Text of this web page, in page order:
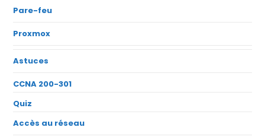
Pare-feu
Proxmox
Astuces
CCNA 200-301
Quiz
Accès au réseau